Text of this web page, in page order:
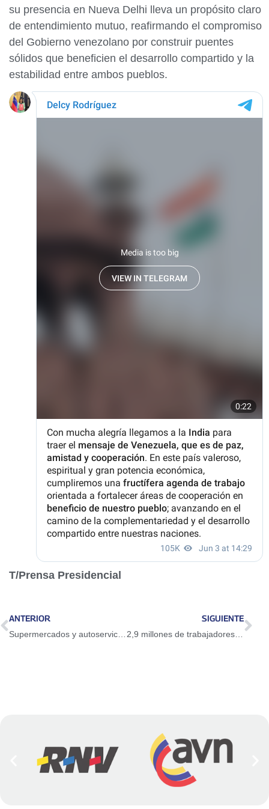
su presencia en Nueva Delhi lleva un propósito claro
de entendimiento mutuo, reafirmando el compromiso
del Gobierno venezolano por construir puentes
sólidos que beneficien el desarrollo compartido y la
estabilidad entre ambos pueblos.
T/Prensa Presidencial
ANTERIOR
Supermercados y autoservicios registran un aumento de mecanismos de autopago
SIGUIENTE
2,9 millones de trabajadores públicos completan precarga de datos en plataforma Vitae